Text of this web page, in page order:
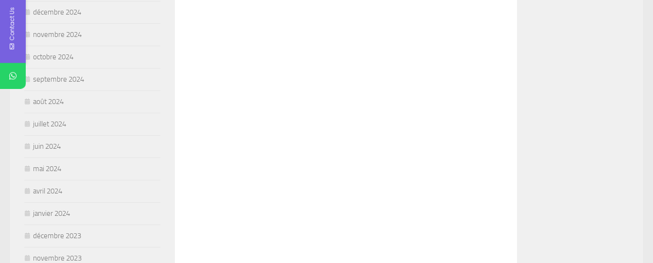
décembre 2024
novembre 2024
octobre 2024
septembre 2024
août 2024
juillet 2024
juin 2024
mai 2024
avril 2024
janvier 2024
décembre 2023
novembre 2023
Contact Us